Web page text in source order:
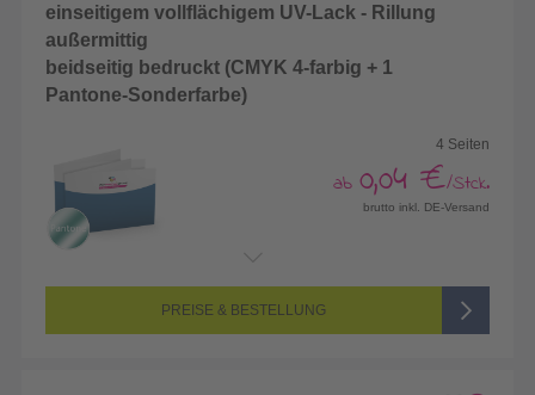
einseitigem vollflächigem UV-Lack - Rillung
außermittig
beidseitig bedruckt (CMYK 4-farbig + 1
Pantone-Sonderfarbe)
4 Seiten
ab 0,04 €/Stck.
brutto inkl. DE-Versand
Seitenanzahl: 4-seitig (Vorderseite und Rückseite bedruckt)
5/5-farbig (vollfarbig bedruckt + 1 Sonderfarbe)
PREISE & BESTELLUNG